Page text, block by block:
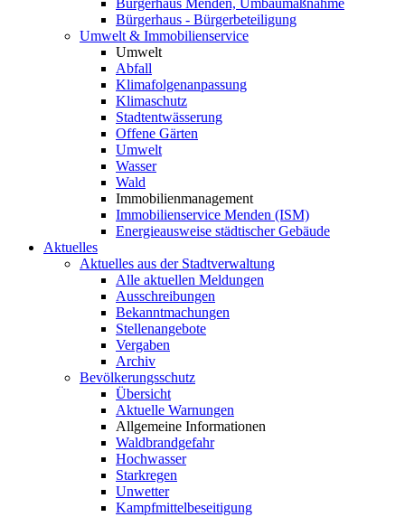
Bürgerhaus Menden, Umbaumaßnahme
Bürgerhaus - Bürgerbeteiligung
Umwelt & Immobilienservice
Umwelt
Abfall
Klimafolgenanpassung
Klimaschutz
Stadtentwässerung
Offene Gärten
Umwelt
Wasser
Wald
Immobilienmanagement
Immobilienservice Menden (ISM)
Energieausweise städtischer Gebäude
Aktuelles
Aktuelles aus der Stadtverwaltung
Alle aktuellen Meldungen
Ausschreibungen
Bekanntmachungen
Stellenangebote
Vergaben
Archiv
Bevölkerungsschutz
Übersicht
Aktuelle Warnungen
Allgemeine Informationen
Waldbrandgefahr
Hochwasser
Starkregen
Unwetter
Kampfmittelbeseitigung